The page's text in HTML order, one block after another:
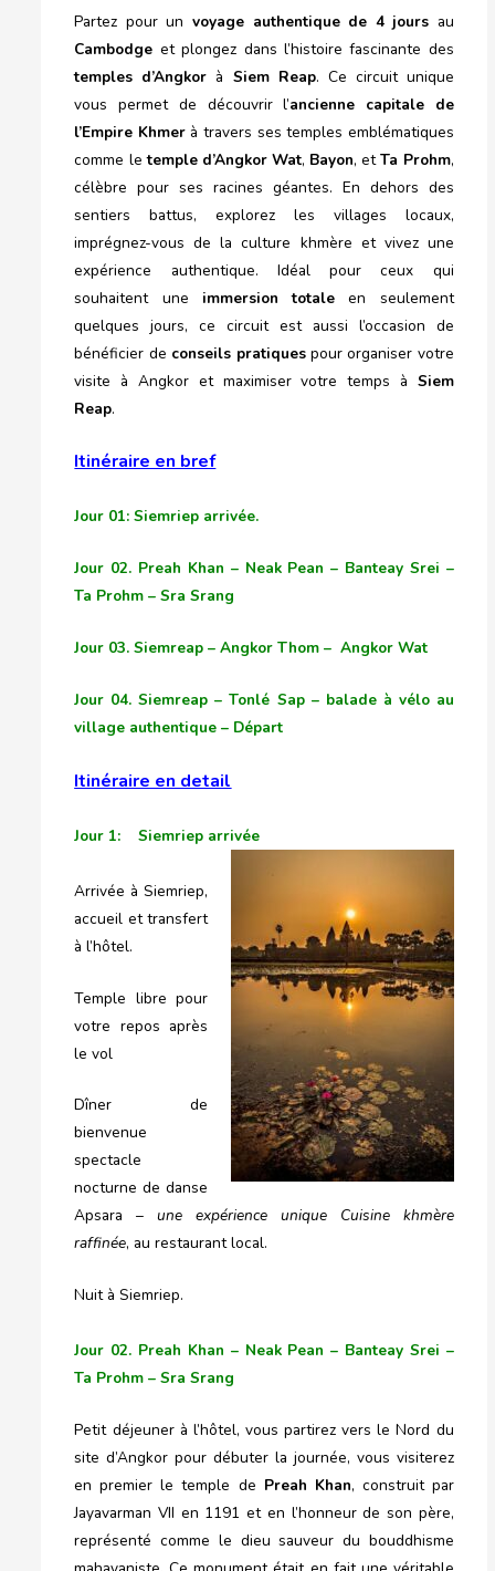
Partez pour un voyage authentique de 4 jours au
Cambodge et plongez dans l’histoire fascinante des
temples d’Angkor à Siem Reap. Ce circuit unique
vous permet de découvrir l’ancienne capitale de
l’Empire Khmerà travers ses temples emblématiques
comme letemple d’Angkor Wat, Bayon, etTa Prohm,
célèbre pour ses racines géantes. En dehors des
sentiers battus, explorez les villages locaux,
imprégnez-vous de la culture khmère et vivez une
expérience authentique. Idéal pour ceux qui
souhaitent une immersion totale en seulement
quelques jours, ce circuit est aussi l’occasion de
bénéficier de conseils pratiquespour organiser votre
visite à Angkor et maximiser votre temps à Siem
Reap.
Itinéraire en bref
Jour 01: Siemriep arrivée.
Jour 02. Preah Khan – Neak Pean – Banteay Srei –
Ta Prohm – Sra Srang
Jour 03. Siemreap – Angkor Thom – Angkor Wat
Jour 04. Siemreap – Tonlé Sap – balade à vélo au
village authentique – Départ
Itinéraire en detail
Jour 1: Siemriep arrivée
Arrivée à Siemriep,
accueil et transfert
à l’hôtel.
Temple libre pour
votre repos après
le vol
Dîner de
bienvenue
spectacle
nocturne de danse
Apsara –une expérience unique Cuisine khmère
raffinée, au restaurant local.
Nuit à Siemriep.
Jour 02. Preah Khan – Neak Pean – Banteay Srei –
Ta Prohm – Sra Srang
Petit déjeuner à l’hôtel, vous partirez vers le Nord du
site d’Angkor pour débuter la journée, vous visiterez
en premier le temple de Preah Khan, construit par
Jayavarman VII en 1191 et en l’honneur de son père,
représenté comme le dieu sauveur du bouddhisme